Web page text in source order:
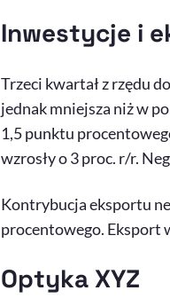
Inwestycje i
Trzeci kwartał z rzędu
jednak mniejsza niż w
1,5 punktu
wzrosły o 3 proc. r/r.
Kontrybucja eksportu
procentowego. Eksport
Optyka XYZ